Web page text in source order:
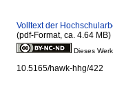
Volltext der
(pdf-Format, ca. 4.64 MB)
Dieses
10.5165/hawk-hhg/422